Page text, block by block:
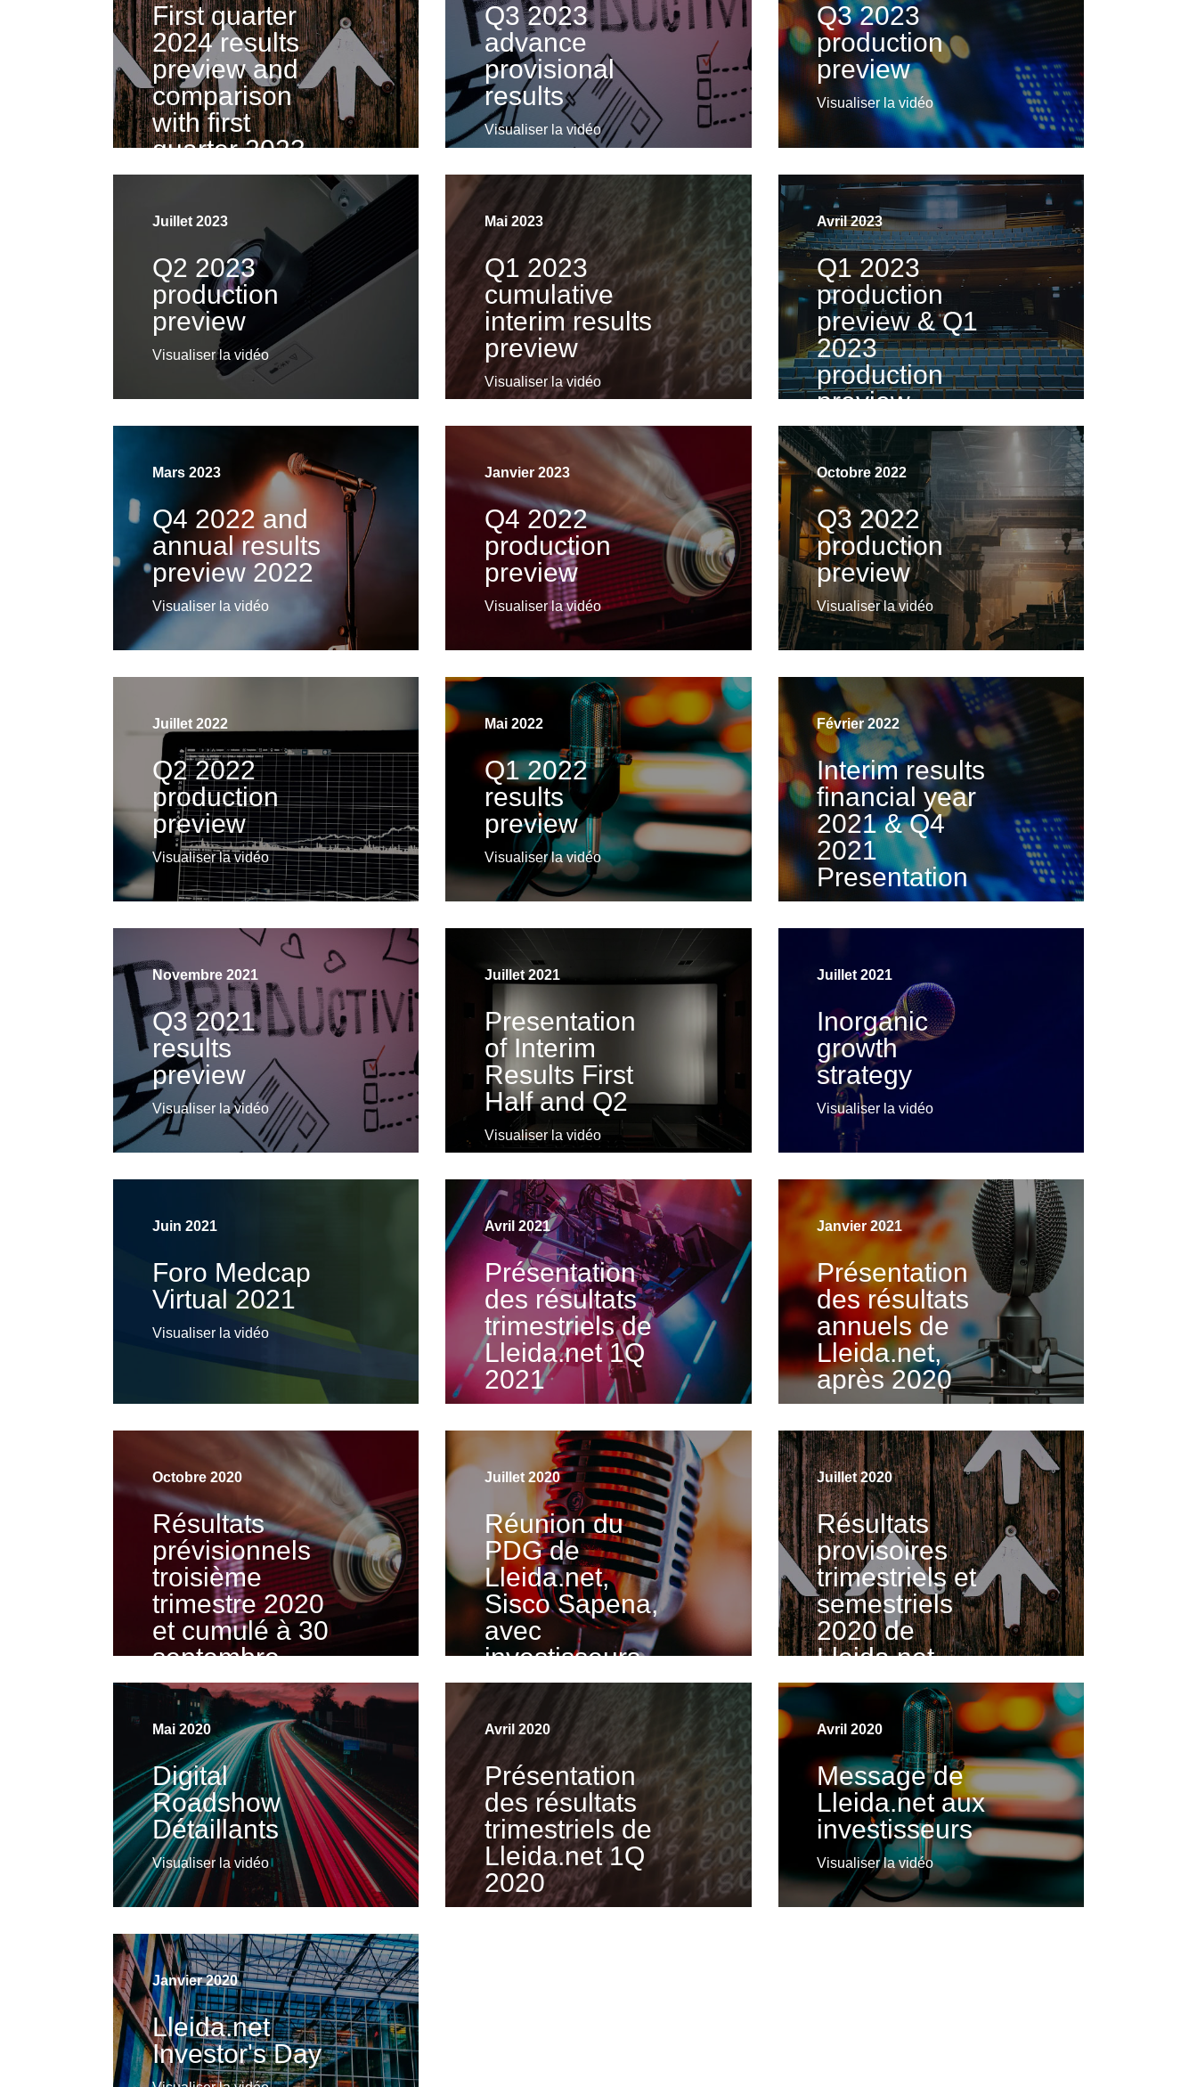
Visualiser la vidéo
First quarter
2024 results
preview and
comparison
with first
quarter 2023
results
Q3 2023
advance
provisional
results
Visualiser la vidéo
Q3 2023
production
preview
Visualiser la vidéo
Juillet 2023
Q2 2023
production
preview
Visualiser la vidéo
Mai 2023
Q1 2023
cumulative
interim results
preview
Visualiser la vidéo
Avril 2023
Q1 2023
production
preview & Q1
2023
production
preview
comparing
with Q1 of
previous 3
years
Visualiser la vidéo
Mars 2023
Q4 2022 and
annual results
preview 2022
Visualiser la vidéo
Janvier 2023
Q4 2022
production
preview
Visualiser la vidéo
Octobre 2022
Q3 2022
production
preview
Visualiser la vidéo
Juillet 2022
Q2 2022
production
preview
Visualiser la vidéo
Mai 2022
Q1 2022
results
preview
Visualiser la vidéo
Février 2022
Interim results
financial year
2021 & Q4
2021
Presentation
Novembre 2021
Q3 2021
results
preview
Visualiser la vidéo
Juillet 2021
Presentation
of Interim
Results First
Half and Q2
Visualiser la vidéo
Juillet 2021
Inorganic
growth
strategy
Visualiser la vidéo
Juin 2021
Foro Medcap
Virtual 2021
Visualiser la vidéo
Avril 2021
Présentation
des résultats
trimestriels de
Lleida.net 1Q
2021
Janvier 2021
Présentation
des résultats
annuels de
Lleida.net,
après 2020
Octobre 2020
Résultats
prévisionnels
troisième
trimestre 2020
et cumulé à 30
septembre
2020
Visualiser la vidéo
Juillet 2020
Réunion du
PDG de
Lleida.net,
Sisco Sapena,
avec
investisseurs
Juillet 2020
Résultats
provisoires
trimestriels et
semestriels
2020 de
Lleida.net
Visualiser la vidéo
Mai 2020
Digital
Roadshow
Détaillants
Visualiser la vidéo
Avril 2020
Présentation
des résultats
trimestriels de
Lleida.net 1Q
2020
Avril 2020
Message de
Lleida.net aux
investisseurs
Visualiser la vidéo
Janvier 2020
Lleida.net
Investor's Day